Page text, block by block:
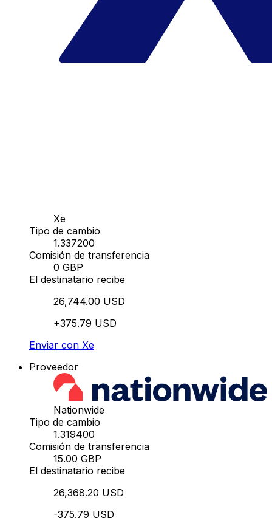
Xe
Tipo de cambio
1.337200
Comisión de transferencia
0 GBP
El destinatario recibe
26,744.00 USD
+375.79 USD
Enviar con Xe
Proveedor
Nationwide
Tipo de cambio
1.319400
Comisión de transferencia
15.00 GBP
El destinatario recibe
26,368.20 USD
-375.79 USD